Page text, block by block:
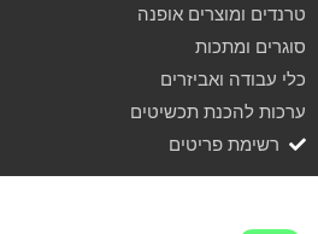
טרנדים ומוצרים אופנה
סוגרים ומתכות
כלי עבודה ואביזרים
ערכות להכנת תכשיטים
רשימת פריטים